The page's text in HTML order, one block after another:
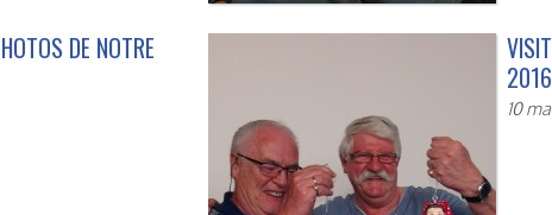
DE NOTRE
2016
10